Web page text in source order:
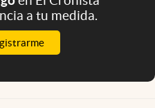
a tu medida.